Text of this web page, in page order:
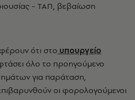
- ΤΑΠ, βεβαίωση
ότι στο υπουργείο
όλο το προηγούμενο
για παράταση,
οι φορολογούμενοι